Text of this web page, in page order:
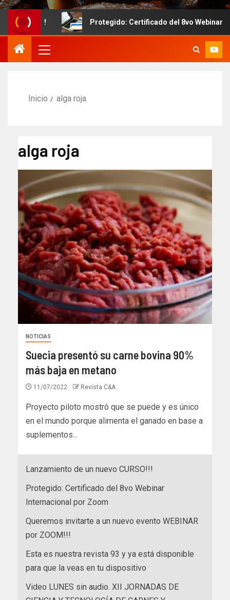
Protegido: Certificado del 8vo Webinar
Inicio alga roja
alga roja
NOTICIAS
Suecia presentó su carne bovina 90%
más baja en metano
11/07/2022 Revista C&A
Proyecto piloto mostró que se puede y es único
en el mundo porque alimenta el ganado en base a
suplementos...
Lanzamiento de un nuevo CURSO!!!
Protegido: Certificado del 8vo Webinar
Internacional por Zoom
Queremos invitarte a un nuevo evento WEBINAR
por ZOOM!!!
Esta es nuestra revista 93 y ya está disponible
para que la veas en tu dispositivo
Video LUNES sin audio. XII JORNADAS DE